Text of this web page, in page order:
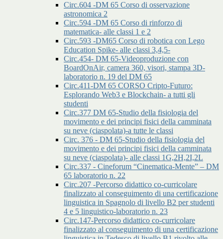
Circ.604 -DM 65 Corso di osservazione
astronomica 2
Circ.594 -DM 65 Corso di rinforzo di
matematica- alle classi 1 e 2
Circ.593 -DM65 Corso di robotica con Lego
Education Spike- alle classi 3,4,5-
Circ.454- DM 65-Videoproduzione con
BoardOnAir, camera 360, visori, stampa 3D-
laboratorio n. 19 del DM 65
Circ.411-DM 65 CORSO Cripto-Futuro:
Esplorando Web3 e Blockchain- a tutti gli
studenti
Circ.377 DM 65-Studio della fisiologia del
movimento e dei principi fisici della camminata
su neve (ciaspolata)-a tutte le classi
Circ. 376 - DM 65-Studio della fisiologia del
movimento e dei principi fisici della camminata
su neve (ciaspolata)- alle classi 1G,2H,2I,2L
Circ.337 - Cineforum “Cinematica-Mente” – DM
65 laboratorio n. 22
Circ.207 -Percorso didattico co-curricolare
finalizzato al conseguimento di una certificazione
linguistica in Spagnolo di livello B2 per studenti
4 e 5 linguistico-laboratorio n. 23
Circ.147-Percorso didattico co-curricolare
finalizzato al conseguimento di una certificazione